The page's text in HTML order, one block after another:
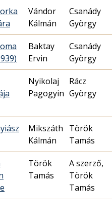
Vándor
Kálmán
Csanády
György
Baktay
Ervin
Csanády
György
Nyikolaj
Pagogyin
Rácz
György
Mikszáth
Kálmán
Török
Tamás
Török
Tamás
A szerző,
Török
Tamás